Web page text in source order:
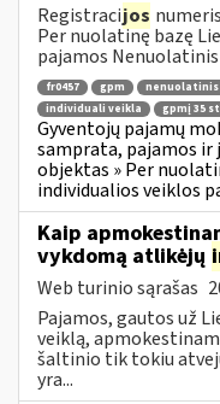
Registracijos
Per nuolatinę bazę
pajamos
fr0457 gpm nenuolatinis
individuali veikla
gpmį 35
Gyventojų pajamų
samprata, pajamos ir
objektas » Per
individualios veiklos
Kaip
vykdomą atlikėjų
Web turinio sąrašas
Pajamos, gautos už
veiklą,
šaltinio tik tokiu
yra...